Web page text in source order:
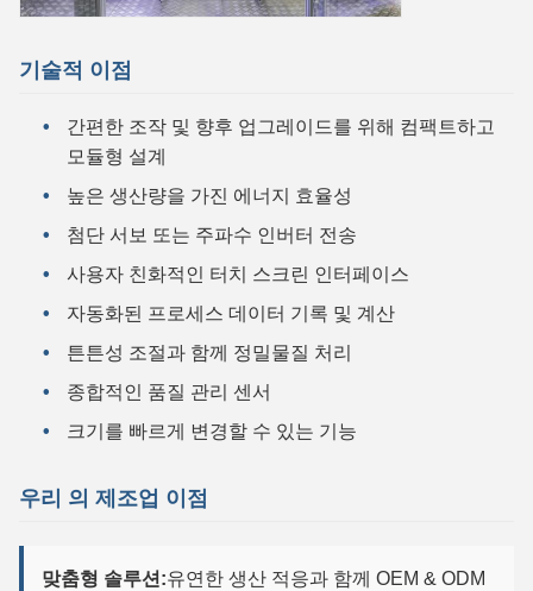
기술적 이점
간편한 조작 및 향후 업그레이드를 위해 컴팩트하고
모듈형 설계
높은 생산량을 가진 에너지 효율성
첨단 서보 또는 주파수 인버터 전송
사용자 친화적인 터치 스크린 인터페이스
자동화된 프로세스 데이터 기록 및 계산
튼튼성 조절과 함께 정밀물질 처리
종합적인 품질 관리 센서
크기를 빠르게 변경할 수 있는 기능
우리 의 제조업 이점
맞춤형 솔루션:유연한 생산 적응과 함께 OEM & ODM